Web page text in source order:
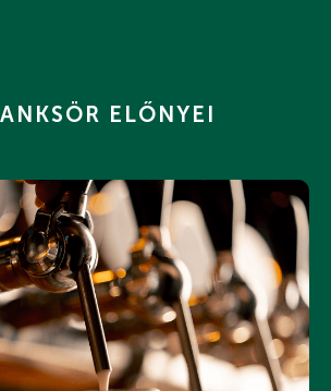
ELŐNYEI